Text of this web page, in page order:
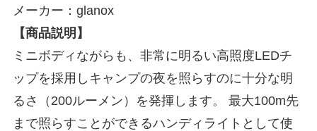
メーカー：glanox
【商品説明】
ミニボディながらも、非常に明るい高照度LEDチ
ップを採用しキャンプの夜を照らすのに十分な明
るさ（200ルーメン）を発揮します。 最大100m先
まで照らすことができるハンディライトとして使